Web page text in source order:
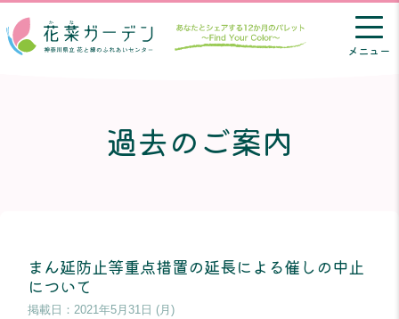
メニュー
過去のご案内
まん延防止等重点措置の延長による催しの中止
について
掲載日： 2021年5月31日 (月)